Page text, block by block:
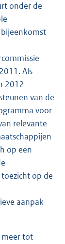
onder de
Als
2012
van de
voor
relevante
op een
op de
aanpak
meer tot